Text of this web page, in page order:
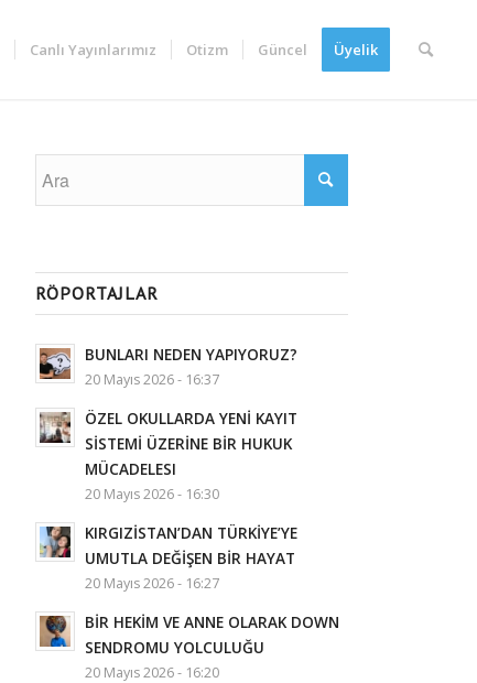
Canlı Yayınlarımız Otizm Güncel Üyelik
RÖPORTAJLAR
BUNLARI NEDEN YAPIYORUZ?
20 Mayıs 2026 - 16:37
ÖZEL OKULLARDA YENİ KAYIT
SİSTEMİ ÜZERİNE BİR HUKUK
MÜCADELESI
20 Mayıs 2026 - 16:30
KIRGIZİSTAN’DAN TÜRKİYE’YE
UMUTLA DEĞİŞEN BİR HAYAT
20 Mayıs 2026 - 16:27
BİR HEKİM VE ANNE OLARAK DOWN
SENDROMU YOLCULUĞU
20 Mayıs 2026 - 16:20